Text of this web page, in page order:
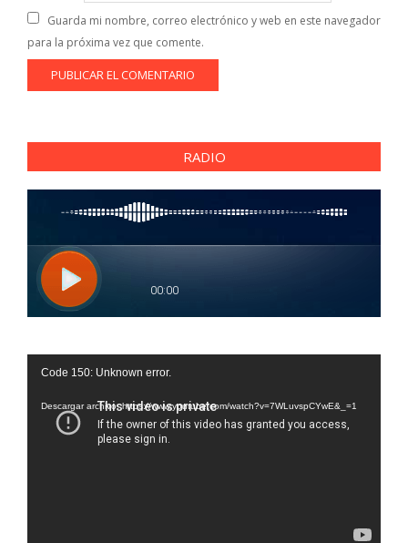
Guarda mi nombre, correo electrónico y web en este navegador
para la próxima vez que comente.
RADIO
Reproductor
vídeo
Code 150: Unknown error.
Descargar archivo: https://www.youtube.com/watch?v=7WLuvspCYwE&_=1